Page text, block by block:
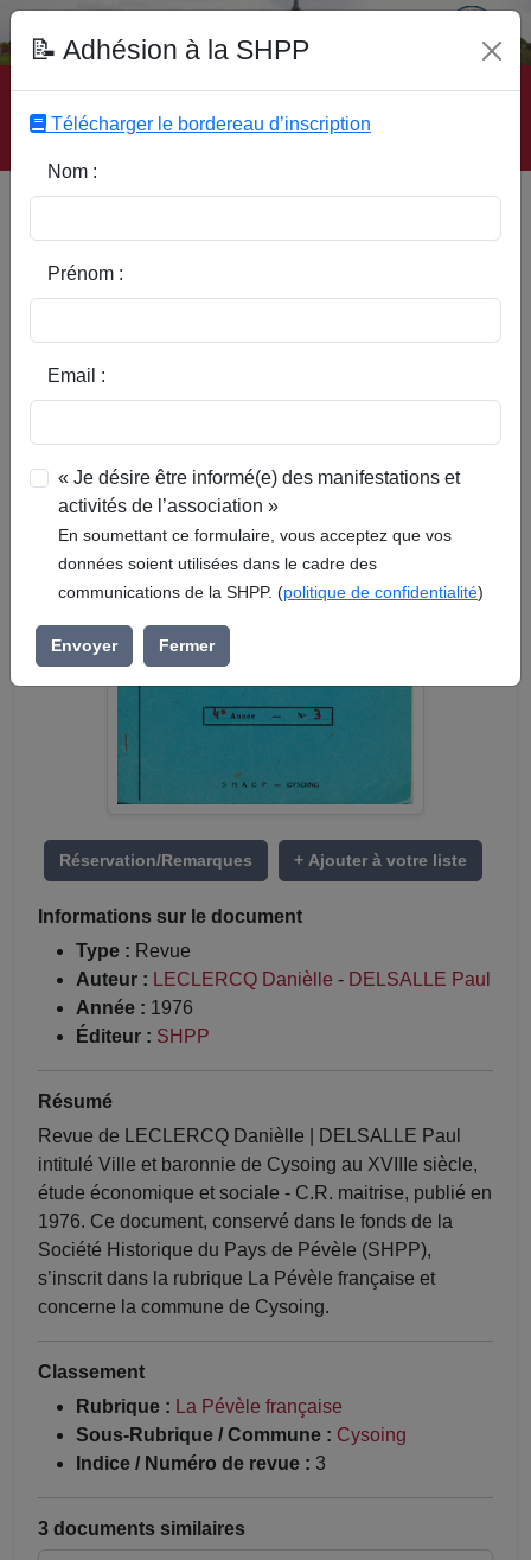
Accueil | Site SHPP | Auteurs | Editeurs | Rubriques |
Sous-Rubriques | Mots-Clefs | Contact
au XVIIIe siècle, étude
économique et sociale - C.R.
Réservation/Remarques + Ajouter à votre liste
Informations sur le document
Type : Revue
Auteur : LECLERCQ Danièlle - DELSALLE Paul
Année : 1976
Éditeur : SHPP
Résumé
Revue de LECLERCQ Danièlle | DELSALLE Paul
intitulé Ville et baronnie de Cysoing au XVIIIe siècle,
étude économique et sociale - C.R. maitrise, publié en
1976. Ce document, conservé dans le fonds de la
Société Historique du Pays de Pévèle (SHPP),
s’inscrit dans la rubrique La Pévèle française et
concerne la commune de Cysoing.
Classement
Rubrique : La Pévèle française
Sous-Rubrique / Commune : Cysoing
Indice / Numéro de revue : 3
3 documents similaires
📝 Adhésion à la SHPP
Télécharger le bordereau d’inscription
Nom :
Prénom :
Email :
« Je désire être informé(e) des manifestations et
activités de l’association »
En soumettant ce formulaire, vous acceptez que vos
données soient utilisées dans le cadre des
communications de la SHPP. (politique de confidentialité)
Envoyer Fermer